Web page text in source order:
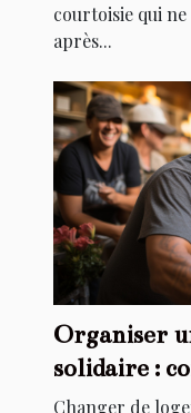
courtoisie qui
après...
Organiser
solidaire :
l'aide au
Changer de